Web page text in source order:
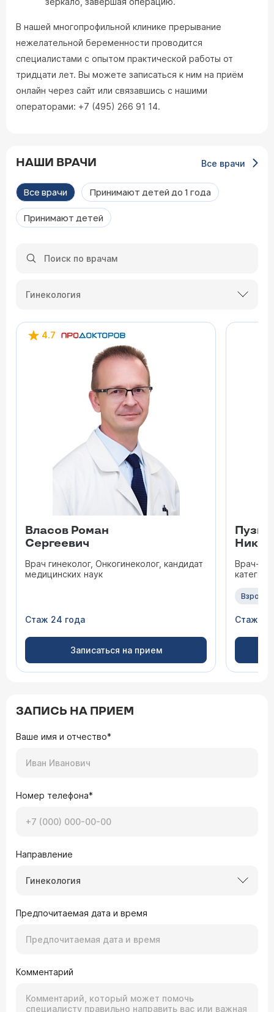
В нашей многопрофильной клинике прерывание
нежелательной беременности проводится
специалистами с опытом практической работы от
тридцати лет. Вы можете записаться к ним на приём
онлайн через сайт или связавшись с нашими
операторами: +7 (495) 266 91 14.
НАШИ ВРАЧИ Все врачи
Все врачи Принимают детей до 1 года
Принимают детей
Гинекология
4.7
Власов Роман
Сергеевич
Врач гинеколог, Онкогинеколог, кандидат
медицинских наук
Стаж 24 года
Записаться на прием
Врач-
Стаж 47
ЗАПИСЬ НА ПРИЕМ
Ваше имя и отчество*
Номер телефона*
Направление
Гинекология
Предпочитаемая дата и время
Комментарий